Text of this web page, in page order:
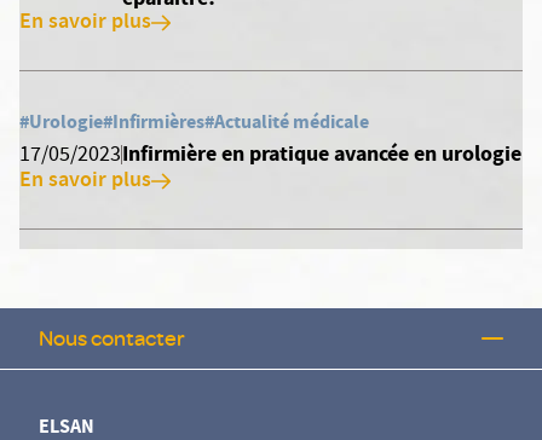
En savoir plus
#Urologie#Infirmières#Actualité médicale
17/05/2023Infirmière en pratique avancée en urologie
En savoir plus
Nous contacter
ELSAN